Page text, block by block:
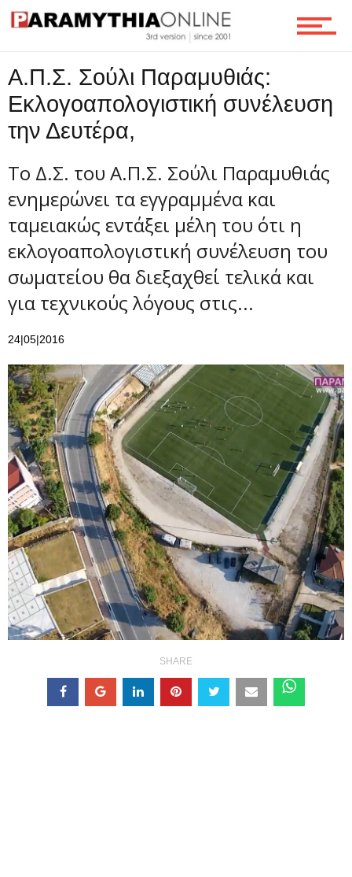
Τεχνολογία
Ροή
Επικοινωνία
Α.Π.Σ. Σούλι Παραμυθιάς:
Εκλογοαπολογιστική συνέλευση
την Δευτέρα,
Το Δ.Σ. του Α.Π.Σ. Σούλι Παραμυθιάς
ενημερώνει τα εγγραμμένα και
ταμειακώς εντάξει μέλη του ότι η
εκλογοαπολογιστική συνέλευση του
σωματείου θα διεξαχθεί τελικά και
για τεχνικούς λόγους στις...
24|05|2016
SHARE